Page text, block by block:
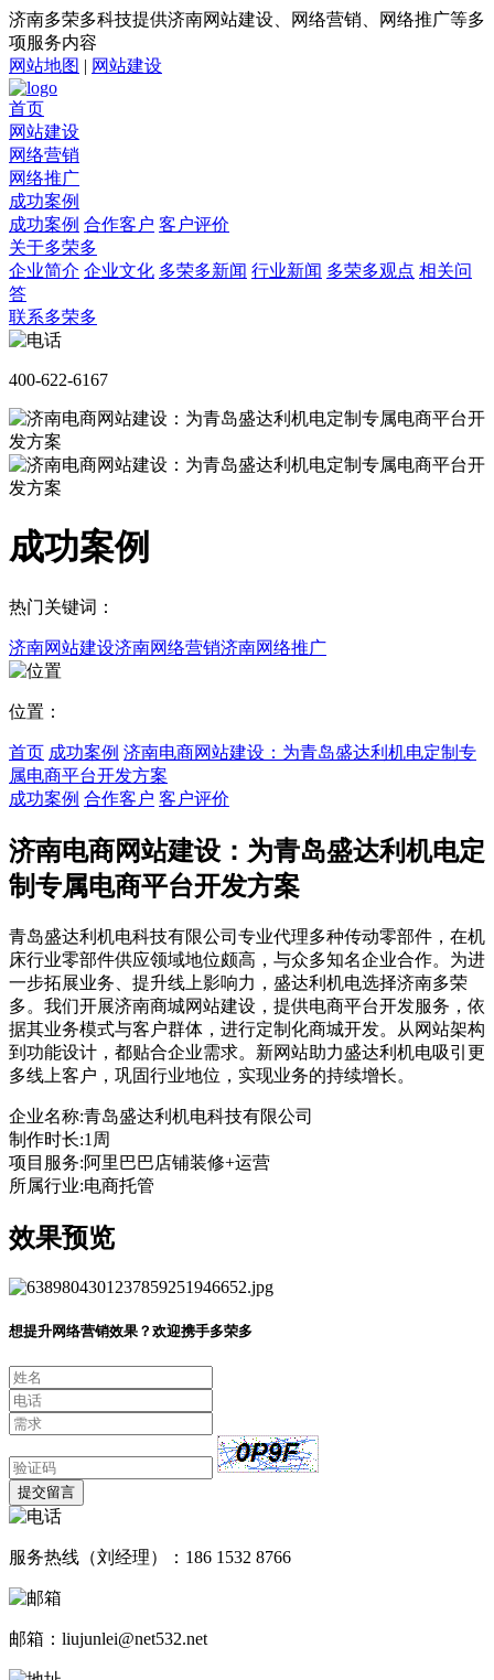
济南多荣多科技提供济南网站建设、网络营销、网络推广等多
项服务内容
网站地图 | 网站建设
首页
网站建设
网络营销
网络推广
成功案例
成功案例 合作客户 客户评价
关于多荣多
企业简介 企业文化 多荣多新闻 行业新闻 多荣多观点 相关问
答
联系多荣多
400-622-6167
成功案例
热门关键词：
济南网站建设济南网络营销济南网络推广
位置：
首页 成功案例 济南电商网站建设：为青岛盛达利机电定制专
属电商平台开发方案
成功案例 合作客户 客户评价
济南电商网站建设：为青岛盛达利机电定
制专属电商平台开发方案
青岛盛达利机电科技有限公司专业代理多种传动零部件，在机
床行业零部件供应领域地位颇高，与众多知名企业合作。为进
一步拓展业务、提升线上影响力，盛达利机电选择济南多荣
多。我们开展济南商城网站建设，提供电商平台开发服务，依
据其业务模式与客户群体，进行定制化商城开发。从网站架构
到功能设计，都贴合企业需求。新网站助力盛达利机电吸引更
多线上客户，巩固行业地位，实现业务的持续增长。
企业名称:青岛盛达利机电科技有限公司
制作时长:1周
项目服务:阿里巴巴店铺装修+运营
所属行业:电商托管
效果预览
想提升网络营销效果？欢迎携手多荣多
提交留言
服务热线（刘经理）：186 1532 8766
邮箱：liujunlei@net532.net